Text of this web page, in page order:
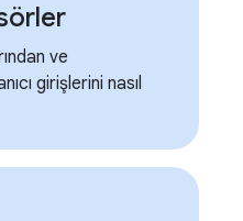
ve
girişlerini nasıl